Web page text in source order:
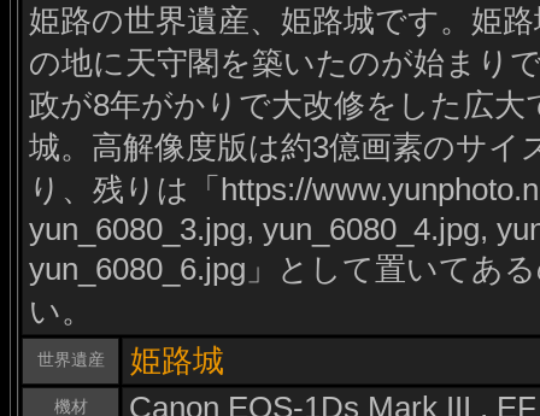
姫路の世界遺産、姫路城です。姫
の地に天守閣を築いたのが始まり
政が8年がかりで大改修をした広大
城。高解像度版は約3億画素のサイ
り、残りは「https://
yun_6080_3.jpg, yun_6080_4.jpg,
yun_6080_6.jpg」として置いてあ
い。
世界遺産 姫路城
機材 Canon EOS-1Ds Mark III ,